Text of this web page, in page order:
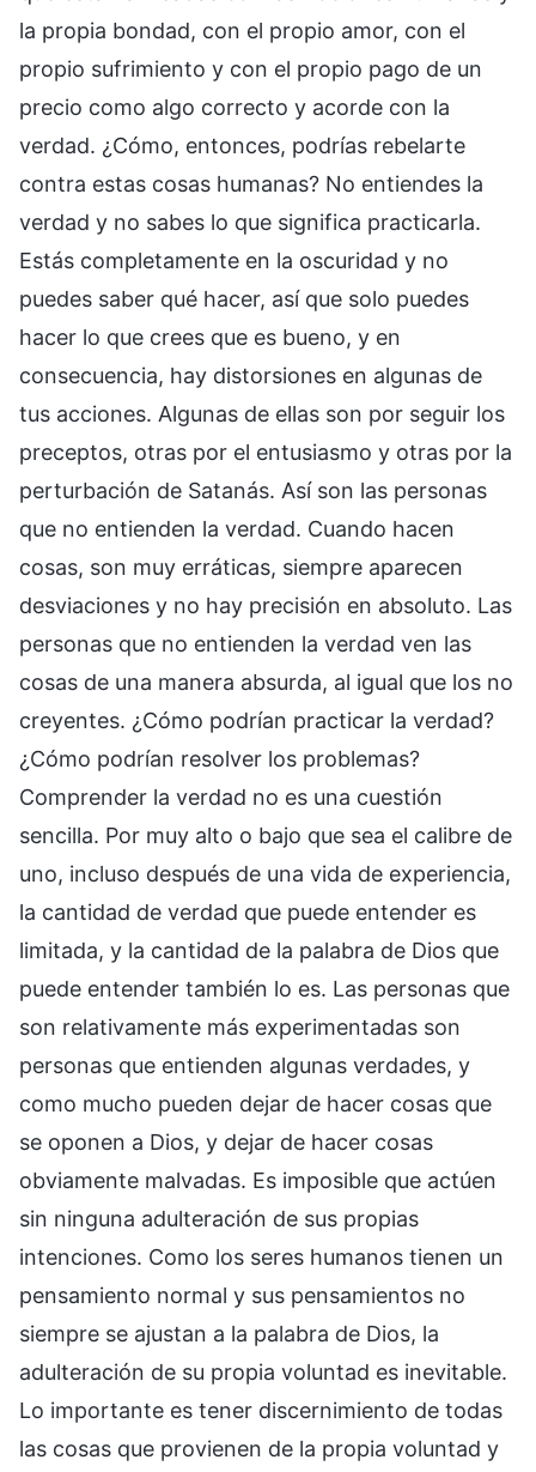
la propia bondad, con el propio amor, con el
propio sufrimiento y con el propio pago de un
precio como algo correcto y acorde con la
verdad. ¿Cómo, entonces, podrías rebelarte
contra estas cosas humanas? No entiendes la
verdad y no sabes lo que significa practicarla.
Estás completamente en la oscuridad y no
puedes saber qué hacer, así que solo puedes
hacer lo que crees que es bueno, y en
consecuencia, hay distorsiones en algunas de
tus acciones. Algunas de ellas son por seguir los
preceptos, otras por el entusiasmo y otras por la
perturbación de Satanás. Así son las personas
que no entienden la verdad. Cuando hacen
cosas, son muy erráticas, siempre aparecen
desviaciones y no hay precisión en absoluto. Las
personas que no entienden la verdad ven las
cosas de una manera absurda, al igual que los no
creyentes. ¿Cómo podrían practicar la verdad?
¿Cómo podrían resolver los problemas?
Comprender la verdad no es una cuestión
sencilla. Por muy alto o bajo que sea el calibre de
uno, incluso después de una vida de experiencia,
la cantidad de verdad que puede entender es
limitada, y la cantidad de la palabra de Dios que
puede entender también lo es. Las personas que
son relativamente más experimentadas son
personas que entienden algunas verdades, y
como mucho pueden dejar de hacer cosas que
se oponen a Dios, y dejar de hacer cosas
obviamente malvadas. Es imposible que actúen
sin ninguna adulteración de sus propias
intenciones. Como los seres humanos tienen un
pensamiento normal y sus pensamientos no
siempre se ajustan a la palabra de Dios, la
adulteración de su propia voluntad es inevitable.
Lo importante es tener discernimiento de todas
las cosas que provienen de la propia voluntad y